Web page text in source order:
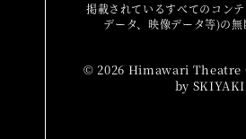
掲載されているすべてのコン
データ、映像データ等)の無
© 2026 Himawari Theatre
by